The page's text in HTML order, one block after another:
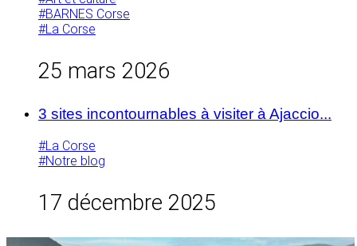
#BARNES Corse
#La Corse
25 mars 2026
3 sites incontournables à visiter à Ajaccio...
#La Corse
#Notre blog
17 décembre 2025